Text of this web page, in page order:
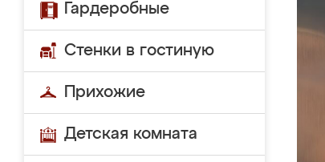
Гардеробные
Стенки в гостиную
Прихожие
Детская комната